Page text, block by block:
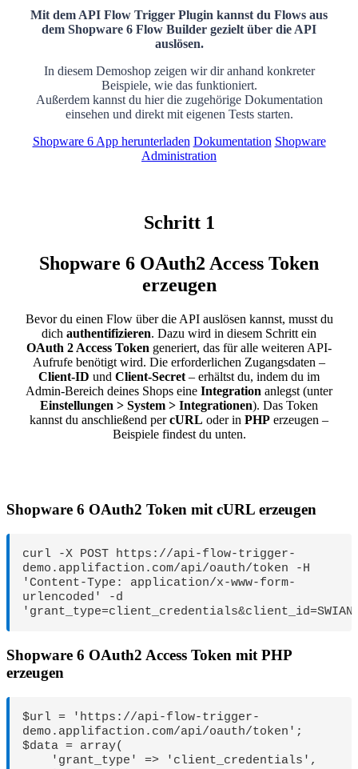
Mit dem API Flow Trigger Plugin kannst du Flows aus
dem Shopware 6 Flow Builder gezielt über die API
auslösen.
In diesem Demoshop zeigen wir dir anhand konkreter
Beispiele, wie das funktioniert.
Außerdem kannst du hier die zugehörige Dokumentation
einsehen und direkt mit eigenen Tests starten.
Shopware 6 App herunterladen Dokumentation Shopware
Administration
Schritt 1
Shopware 6 OAuth2 Access Token
erzeugen
Bevor du einen Flow über die API auslösen kannst, musst du
dich authentifizieren. Dazu wird in diesem Schritt ein
OAuth 2 Access Token generiert, das für alle weiteren API-
Aufrufe benötigt wird. Die erforderlichen Zugangsdaten –
Client-ID und Client-Secret – erhältst du, indem du im
Admin-Bereich deines Shops eine Integration anlegst (unter
Einstellungen > System > Integrationen). Das Token
kannst du anschließend percURL oder in PHP erzeugen –
Beispiele findest du unten.
Shopware 6 OAuth2 Token mit cURL erzeugen
curl -X POST https://api-flow-trigger-
demo.applifaction.com/api/oauth/token -H
'Content-Type: application/x-www-form-
urlencoded' -d
Shopware 6 OAuth2 Access Token mit PHP
erzeugen
$url = 'https://api-flow-trigger-
demo.applifaction.com/api/oauth/token';
$data = array(